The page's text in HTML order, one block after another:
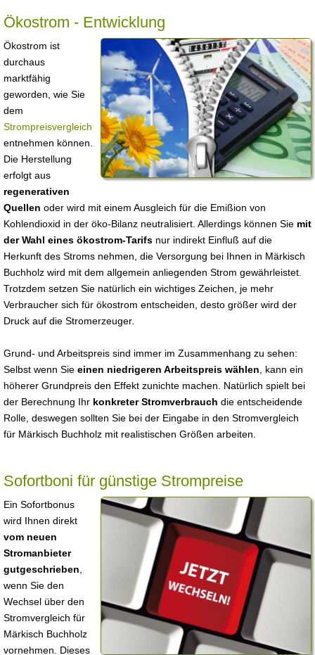
Ökostrom - Entwicklung
Ökostrom ist
durchaus
marktfähig
geworden, wie Sie
dem
Strompreisvergleich
entnehmen können.
Die Herstellung
erfolgt aus
regenerativen
Quellen oder wird mit einem Ausgleich für die Emißion von
Kohlendioxid in der öko-Bilanz neutralisiert. Allerdings können Sie mit
der Wahl eines ökostrom-Tarifs nur indirekt Einfluß auf die
Herkunft des Stroms nehmen, die Versorgung bei Ihnen in Märkisch
Buchholz wird mit dem allgemein anliegenden Strom gewährleistet.
Trotzdem setzen Sie natürlich ein wichtiges Zeichen, je mehr
Verbraucher sich für ökostrom entscheiden, desto größer wird der
Druck auf die Stromerzeuger.
Grund- und Arbeitspreis sind immer im Zusammenhang zu sehen:
Selbst wenn Sie einen niedrigeren Arbeitspreis wählen , kann ein
höherer Grundpreis den Effekt zunichte machen. Natürlich spielt bei
der Berechnung Ihr konkreter Stromverbrauch die entscheidende
Rolle, deswegen sollten Sie bei der Eingabe in den Stromvergleich
für Märkisch Buchholz mit realistischen Größen arbeiten.
Sofortboni für günstige Strompreise
Ein Sofortbonus
wird Ihnen direkt
vom neuen
Stromanbieter
gutgeschrieben
wenn Sie den
Wechsel über den
Stromvergleich für
Märkisch Buchholz
vornehmen. Dieses